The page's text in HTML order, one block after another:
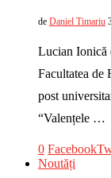
de Daniel Timariu
Lucian Ionică
Facultatea de
post
“Valențele …
0 Facebook
Noutăți